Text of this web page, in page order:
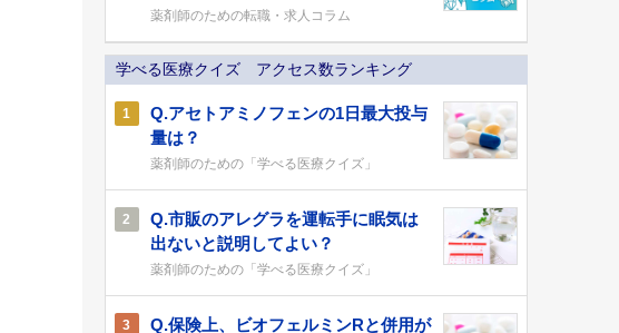
薬剤師のための転職・求人コラム
学べる医療クイズ アクセス数ランキング
1
Q.アセトアミノフェンの1日最大投与
量は？
薬剤師のための「学べる医療クイズ」
2
Q.市販のアレグラを運転手に眠気は
出ないと説明してよい？
薬剤師のための「学べる医療クイズ」
3
Q.保険上、ビオフェルミンRと併用が